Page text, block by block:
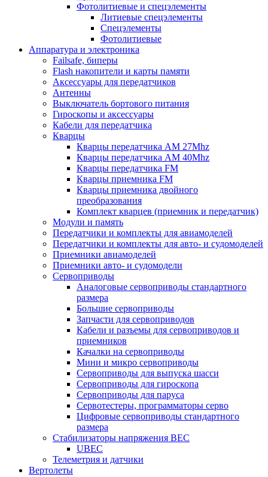
Фотолитиевые и спецэлементы
Литиевые спецэлементы
Спецэлементы
Фотолитиевые
Аппаратура и электроника
Failsafe, биперы
Flash накопители и карты памяти
Аксессуары для передатчиков
Антенны
Выключатель бортового питания
Гироскопы и аксессуары
Кабели для передатчика
Кварцы
Кварцы передатчика AM 27Mhz
Кварцы передатчика AM 40Mhz
Кварцы передатчика FM
Кварцы приемника FM
Кварцы приемника двойного
преобразования
Комплект кварцев (приемник и передатчик)
Модули и память
Передатчики и комплекты для авиамоделей
Передатчики и комплекты для авто- и судомоделей
Приемники авиамоделей
Приемники авто- и судомодели
Сервоприводы
Аналоговые сервоприводы стандартного
размера
Большие сервоприводы
Запчасти для сервоприводов
Кабели и разъемы для сервоприводов и
приемников
Качалки на сервоприводы
Мини и микро сервоприводы
Сервоприводы для выпуска шасси
Сервоприводы для гироскопа
Сервоприводы для паруса
Сервотестеры, программаторы серво
Цифровые сервоприводы стандартного
размера
Стабилизаторы напряжения BEC
UBEC
Телеметрия и датчики
Вертолеты